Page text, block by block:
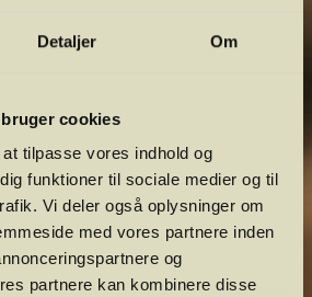
Detaljer Om
cookies
tilpasse vores indhold og
funktioner til sociale medier og til
Vi deler også oplysninger om
med vores partnere inden
og
partnere kan kombinere disse